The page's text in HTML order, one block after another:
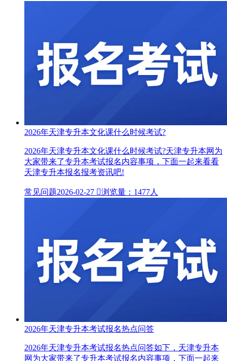
2026年天津专升本文化课什么时候考试?
2026年天津专升本文化课什么时候考试?天津专升本网为
大家带来了专升本考试报名内容事项，下面一起来看看
天津专升本报名报考资讯吧!
常见问题2026-02-27 浏览量：1477人
2026年天津专升本考试报名热点问答
2026年天津专升本考试报名热点问答如下，天津专升本
网为大家带来了专升本考试报名内容事项，下面一起来